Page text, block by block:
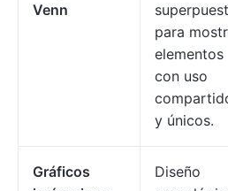
Venn
para
elementos
con uso
y únicos.
Gráficos
Diseño